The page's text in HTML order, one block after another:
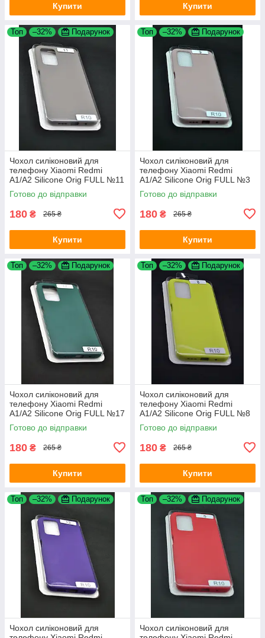
Купити Купити
Топ –32% Подарунок
Чохол силіконовий для
телефону Xiaomi Redmi
A1/A2 Silicone Orig FULL №11
Dark Olive 4you
Готово до відправки
180 ₴ 265 ₴
Купити
Топ –32% Подарунок
Чохол силіконовий для
телефону Xiaomi Redmi
A1/A2 Silicone Orig FULL №3
Pink sand 4you
Готово до відправки
180 ₴ 265 ₴
Купити
Топ –32% Подарунок
Чохол силіконовий для
телефону Xiaomi Redmi
A1/A2 Silicone Orig FULL №17
Dark green 4you
Готово до відправки
180 ₴ 265 ₴
Купити
Топ –32% Подарунок
Чохол силіконовий для
телефону Xiaomi Redmi
A1/A2 Silicone Orig FULL №8
Yellow 4you
Готово до відправки
180 ₴ 265 ₴
Купити
Топ –32% Подарунок
Чохол силіконовий для
Топ –32% Подарунок
Чохол силіконовий для